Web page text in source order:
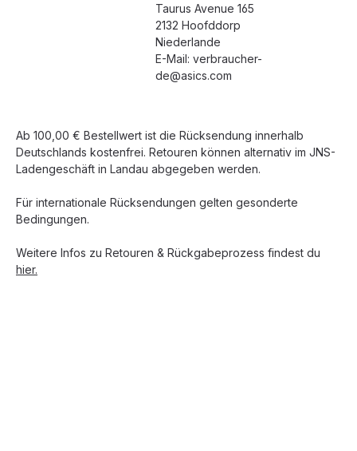
Taurus Avenue 165
2132 Hoofddorp
Niederlande
E-Mail: verbraucher-
de@asics.com
Ab 100,00 € Bestellwert ist die Rücksendung innerhalb
Deutschlands kostenfrei. Retouren können alternativ im JNS-
Ladengeschäft in Landau abgegeben werden.
Für internationale Rücksendungen gelten gesonderte
Bedingungen.
Weitere Infos zu Retouren & Rückgabeprozess findest du
hier.